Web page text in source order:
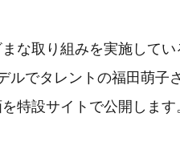
な取り組みを実施して
ルでタレントの福田萌子
特設サイトで公開します